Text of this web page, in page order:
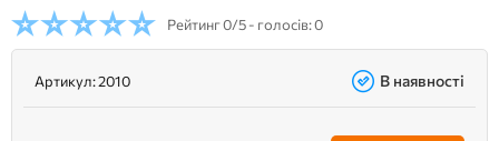
Рейтинг0/5 - голосів: 0
Артикул:2010 В наявності